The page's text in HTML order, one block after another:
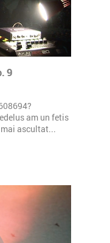
9
am un fetis
ascultat...